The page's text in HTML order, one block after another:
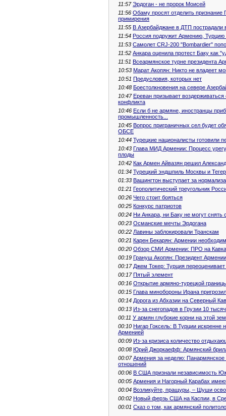
11:57 Эрдоган - не пророк Моисей
11:56 Обаму просят отделить признание
примирения
11:55 В Азербайджане в ДТП пострадали
11:54 Россия подружит Армению, Турцию
11:53 Самолет CRJ-200 "Bombardier"
11:52 Анкара оценила протест Баку как
11:51 Всеармянское турне президента
10:53 Марат Акопян: Никто не владеет
10:51 Предусловия, которых нет
10:48 Боестолкновения на севере
10:47 Ереван призывает
конфликта
10:46 Если б не армяне, иностранцы
промышленность...
10:45 Вопрос приграничных сел будет
ОБСЕ
10:44 Турецкие националисты готовили
10:43 Глава МИД Армении: Процесс
плоды
10:42 Как Армен Айвазян решил
01:34 Турецкий эндшпиль Москвы и
01:33 Вашингтон выступает за
01:21 Геополитический треугольник
00:26 Чего стоит бояться
00:25 Конкурс патриотов
00:24 Ни Анкара, ни Баку не могут снять
00:23 Османские мечты Эрдогана
00:22 Лавины заблокировали Транскам
00:21 Карен Бекарян: Армении
00:20 Обзор СМИ Армении: ПРО на
00:19 Грануш Акопян: Президент
00:17 Джем Токер: Турция
00:17 Пятый элемент
00:16 Открытие армяно-турецкой
00:15 Глава минобороны Ирана
00:14 Дорога из Абхазии на Северный
00:13 Из-за снегопадов в Грузии 10
00:11 У армян глубокие корни на этой
00:10 Нигар Гоксель: В Турции искренне
Арменией
00:09 Из-за кризиса количество
00:08 Юрий Джоркаефф: Армянский
00:07 Армения за неделю: Панармянское
отношений
00:06 В США признали независимость
00:05 Армения и Нагорный Карабах
00:04 Возликуйте, пращуры, – Шуши
00:02 Новый ферзь США на Каспии, в
00:01 Сказ о том, как армянский